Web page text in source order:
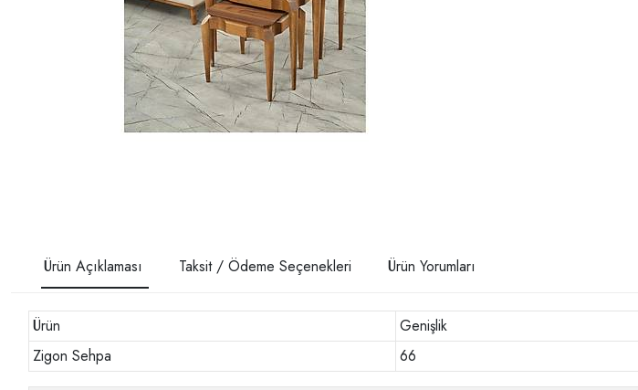
Ürün Açıklaması Taksit / Ödeme Seçenekleri Ürün Yorumları
Ürün Genişlik
Zigon Sehpa
66